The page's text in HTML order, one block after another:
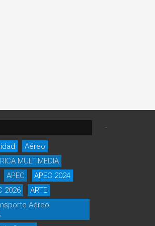
Aéreo
MULTIMEDIA
APEC
APEC 2024
2026
ARTE
Aéreo
.